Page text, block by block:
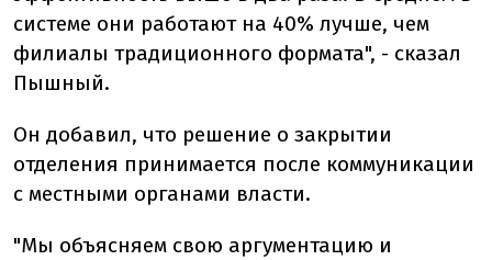
системе они работают на 40% лучше, чем
филиалы традиционного формата", - сказал
Пышный.
Он добавил, что решение о закрытии
отделения принимается после коммуникации
с местными органами власти.
"Мы объясняем свою аргументацию и